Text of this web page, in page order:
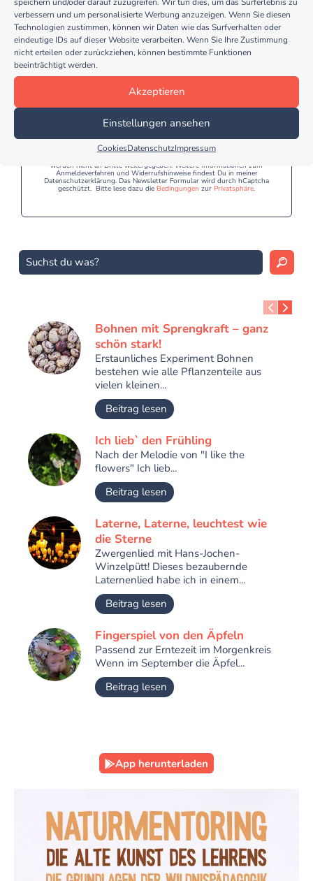
verbessern und um personalisierte Werbung anzuzeigen. Wenn Sie diesen
Technologien zustimmen, können wir Daten wie das Surfverhalten oder
eindeutige IDs auf dieser Website verarbeiten. Wenn Sie Ihre Zustimmung
nicht erteilen oder zurückziehen, können bestimmte Funktionen
beeinträchtigt werden.
Akzeptieren
Einstellungen ansehen
CookiesDatenschutzImpressum
… und erhalte regelmäßig tolle und kreative Tipps
für deinen Kindergarten Alltag!
Jetzt anmelden
werden nicht an Dritte weitergegeben. Weitere Informationen zum
Anmeldeverfahren und Widerrufshinweise findest Du in meiner
Datenschutzerklärung. Das Newsletter Formular wird durch hCaptcha
geschützt. Bitte lese dazu die Bedingungen zur Privatsphäre.
Bohnen mit Sprengkraft – ganz
schön stark!
Erstaunliches Experiment Bohnen
bestehen wie alle Pflanzenteile aus
vielen kleinen...
Beitrag lesen
Ich lieb` den Frühling
Nach der Melodie von "I like the
flowers" Ich lieb...
Beitrag lesen
Laterne, Laterne, leuchtest wie
die Sterne
Zwergenlied mit Hans-Jochen-
Winzelpütt! Dieses bezaubernde
Laternenlied habe ich in einem...
Beitrag lesen
Fingerspiel von den Äpfeln
Passend zur Erntezeit im Morgenkreis
Wenn im September die Äpfel...
Beitrag lesen
App herunterladen